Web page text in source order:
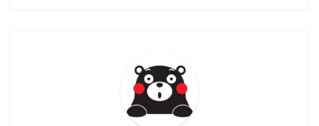
大学入試英語対策講座
英語名言・格言・カッコい
い英語＆素敵な英文フレー